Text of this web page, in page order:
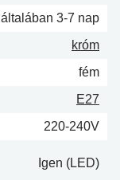
általában 3-7 nap
króm
fém
E27
220-240V
Igen (LED)